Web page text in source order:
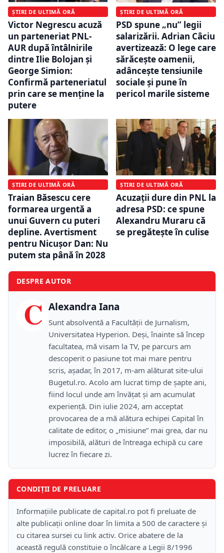
ȘTIRI DE ULTIMĂ ORĂ
Victor Negrescu acuză
un parteneriat PNL-
AUR după întâlnirile
dintre Ilie Bolojan și
George Simion:
Confirmă parteneriatul
prin care se menține la
putere
ȘTIRI DE ULTIMĂ ORĂ
PSD spune „nu” legii
salarizării. Adrian Câciu
avertizează: O lege care
sărăcește oamenii,
adâncește tensiunile
sociale și pune în
pericol marile sisteme
ȘTIRI DE ULTIMĂ ORĂ
Traian Băsescu cere
formarea urgentă a
unui Guvern cu puteri
depline. Avertisment
pentru Nicușor Dan: Nu
putem sta până în 2028
ȘTIRI DE ULTIMĂ ORĂ
Acuzații dure din PNL la
adresa PSD: ce spune
Alexandru Muraru că
se pregătește în culise
DESPRE AUTOR
C Alexandra Iana
Sunt absolventă a Facultății de Jurnalism,
Universitatea Hyperion. Deși, înainte să încep
facultatea, mă visam la TV, pe parcurs am
descoperit o pasiune tot mai mare pentru
scris, așadar, în 2017, m-am alăturat site-ului
Bugetul.ro. Acolo am lucrat timp de șapte ani,
fiind locul unde am învățat și am acumulat
experiență. Din iulie 2024, am acceptat
provocarea de a mă alătura echipei Capital în
calitate de editor, o „misiune” mai grea, dar nu
imposibilă, alături de întreaga echipă cu care
lucrez în fiecare zi.
CONDIȚII DE PRELUARE
Informațiile publicate de capital.ro pot fi preluate de
alte publicații online doar în limita a 500 de caractere și
cu citarea sursei cu link activ. Orice abatere de la
această regulă constituie o încălcare a Legii 8/1996